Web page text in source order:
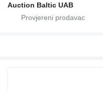
Auction Baltic UAB